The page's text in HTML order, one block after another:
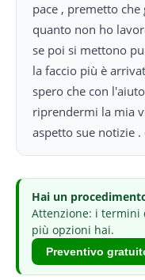
pace , premetto
quanto non ho
se poi si mettono
la faccio più è
spero che con
riprendermi la mia
aspetto sue notizie
Hai un
Attenzione: i termini
più opzioni hai.
Preventivo